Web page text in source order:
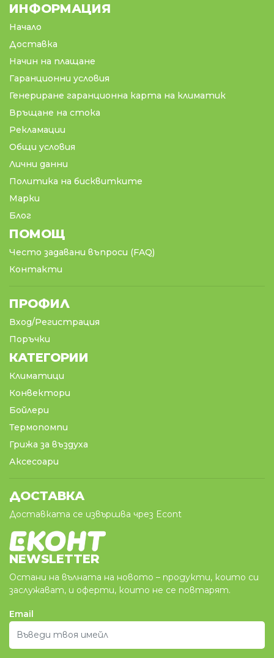
ИНФОРМАЦИЯ
Начало
Доставка
Начин на плащане
Гаранционни условия
Генериране гаранционна карта на климатик
Връщане на стока
Рекламации
Общи условия
Лични данни
Политика на бисквитките
Марки
Блог
ПОМОЩ
Често задавани въпроси (FAQ)
Контакти
ПРОФИЛ
Вход/Регистрация
Поръчки
КАТЕГОРИИ
Климатици
Конвектори
Бойлери
Термопомпи
Грижа за въздуха
Аксесоари
ДОСТАВКА
Доставката се извършва чрез Econt
NEWSLETTER
Остани на вълната на новото – продукти, които си
заслужават, и оферти, които не се повтарят.
Email